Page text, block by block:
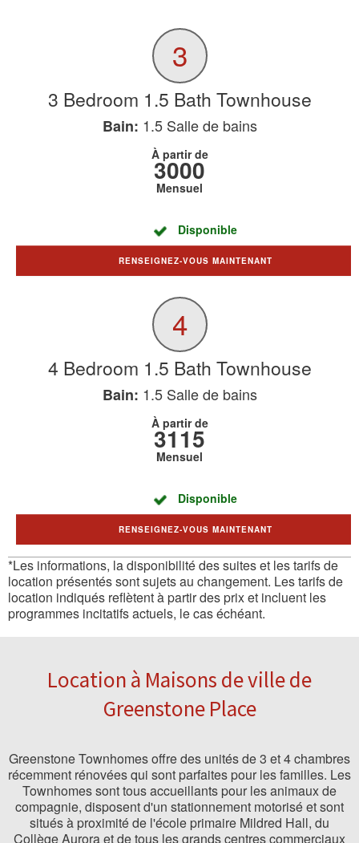
3
3 Bedroom 1.5 Bath Townhouse
Bain: 1.5Salle de bains
À partir de
3000
Mensuel
Disponible
RENSEIGNEZ-VOUS MAINTENANT
4
4 Bedroom 1.5 Bath Townhouse
Bain: 1.5Salle de bains
À partir de
3115
Mensuel
Disponible
RENSEIGNEZ-VOUS MAINTENANT
*Les informations, la disponibilité des suites et les tarifs de
location présentés sont sujets au changement. Les tarifs de
location indiqués reflètent à partir des prix et incluent les
programmes incitatifs actuels, le cas échéant.
Location à Maisons de ville de
Greenstone Place
Greenstone Townhomes offre des unités de 3 et 4 chambres
récemment rénovées qui sont parfaites pour les familles. Les
Townhomes sont tous accueillants pour les animaux de
compagnie, disposent d'un stationnement motorisé et sont
situés à proximité de l'école primaire Mildred Hall, du
Collège Aurora et de tous les grands centres commerciaux